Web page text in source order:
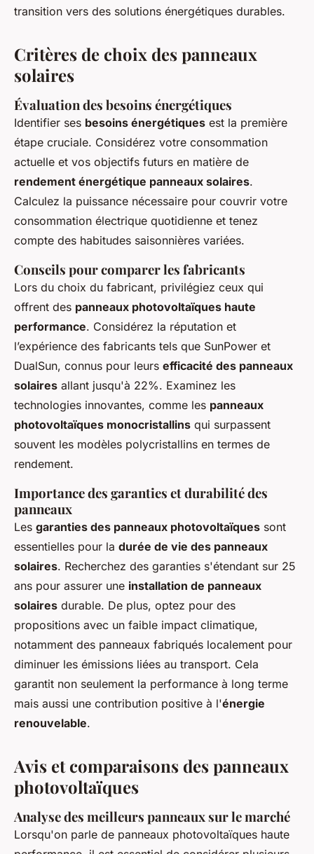
transition vers des solutions énergétiques durables.
Critères de choix des panneaux
solaires
Évaluation des besoins énergétiques
Identifier ses besoins énergétiques est la première
étape cruciale. Considérez votre consommation
actuelle et vos objectifs futurs en matière de
rendement énergétique panneaux solaires.
Calculez la puissance nécessaire pour couvrir votre
consommation électrique quotidienne et tenez
compte des habitudes saisonnières variées.
Conseils pour comparer les fabricants
Lors du choix du fabricant, privilégiez ceux qui
offrent des panneaux photovoltaïques haute
performance. Considérez la réputation et
l’expérience des fabricants tels que SunPower et
DualSun, connus pour leurs efficacité des panneaux
solaires allant jusqu'à 22%. Examinez les
technologies innovantes, comme les panneaux
photovoltaïques monocristallins qui surpassent
souvent les modèles polycristallins en termes de
rendement.
Importance des garanties et durabilité des
panneaux
Les garanties des panneaux photovoltaïques sont
essentielles pour la durée de vie des panneaux
solaires. Recherchez des garanties s'étendant sur 25
ans pour assurer une installation de panneaux
solaires durable. De plus, optez pour des
propositions avec un faible impact climatique,
notamment des panneaux fabriqués localement pour
diminuer les émissions liées au transport. Cela
garantit non seulement la performance à long terme
mais aussi une contribution positive à l'énergie
renouvelable.
Avis et comparaisons des panneaux
photovoltaïques
Analyse des meilleurs panneaux sur le marché
Lorsqu'on parle de panneaux photovoltaïques haute